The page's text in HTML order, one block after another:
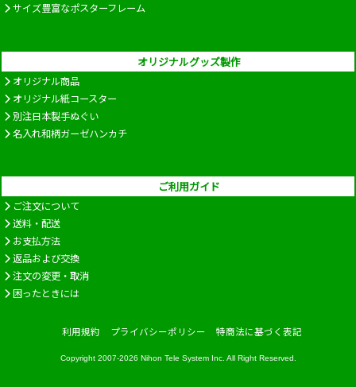
サイズ豊富なポスターフレーム
オリジナルグッズ製作
オリジナル商品
オリジナル紙コースター
別注日本製手ぬぐい
名入れ和柄ガーゼハンカチ
ご利用ガイド
ご注文について
送料・配送
お支払方法
返品および交換
注文の変更・取消
困ったときには
利用規約 プライバシーポリシー 特商法に基づく表記
Copyright 2007-2026 Nihon Tele System Inc. All Right Reserved.